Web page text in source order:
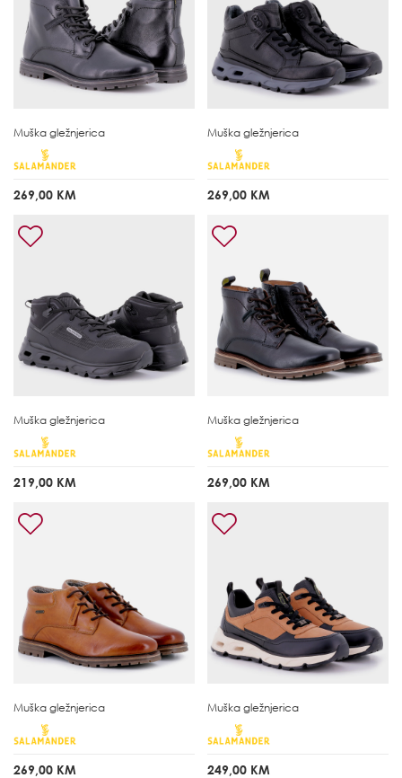
Muška gležnjerica
269,00 KM
Muška gležnjerica
269,00 KM
Muška gležnjerica
219,00 KM
Muška gležnjerica
269,00 KM
Muška gležnjerica
269,00 KM
Muška gležnjerica
249,00 KM